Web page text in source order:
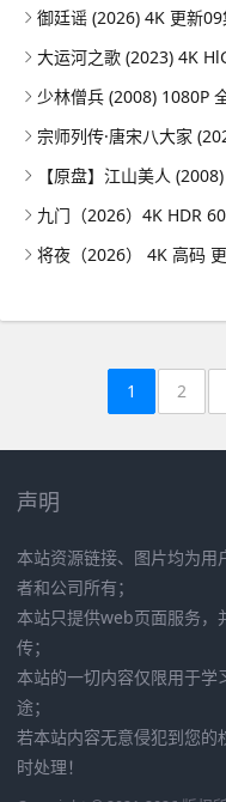
御廷谣 (2026) 4K 更新
大运河之歌 (2023) 4K
少林僧兵 (2008) 1080P
宗师列传·唐宋八大家
将夜（2026） 4K 高码
1 2
声明
本站资源链接、图片均为
者和公司所有；
本站只提供web页面服务，
传；
本站的一切内容仅限用于
途；
若本站内容无意侵犯到您的
时处理！